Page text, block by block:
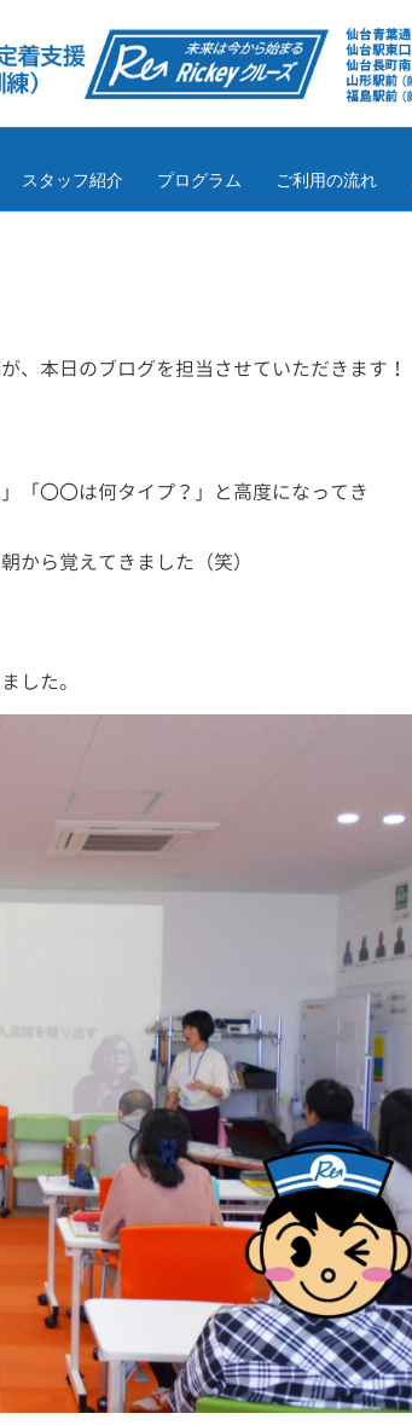
スタッフ紹介 プログラム ご利用の流れ
、本日のブログを担当させていただきます！
「〇〇は何タイプ？」と高度になってき
から覚えてきました（笑）
した。